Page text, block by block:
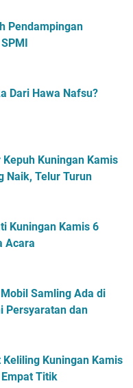
Pendampingan
Dari Hawa Nafsu?
Kuningan Kamis
Naik, Telur Turun
Kuningan Kamis 6
Acara
Samling Ada di
Persyaratan dan
Kuningan Kamis
Titik